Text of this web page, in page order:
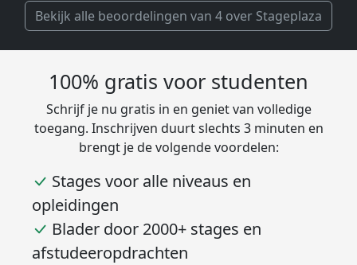
Bekijk alle beoordelingen van 4 over Stageplaza
100% gratis voor studenten
Schrijf je nu gratis in en geniet van volledige
toegang. Inschrijven duurt slechts 3 minuten en
brengt je de volgende voordelen:
Stages voor alle niveaus en
opleidingen
Blader door 2000+ stages en
afstudeeropdrachten